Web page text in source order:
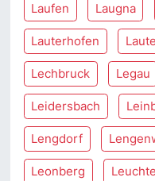
Laufen Laugna
Lauterhofen
Lechbruck Legau
Leidersbach
Lengdorf
Leonberg